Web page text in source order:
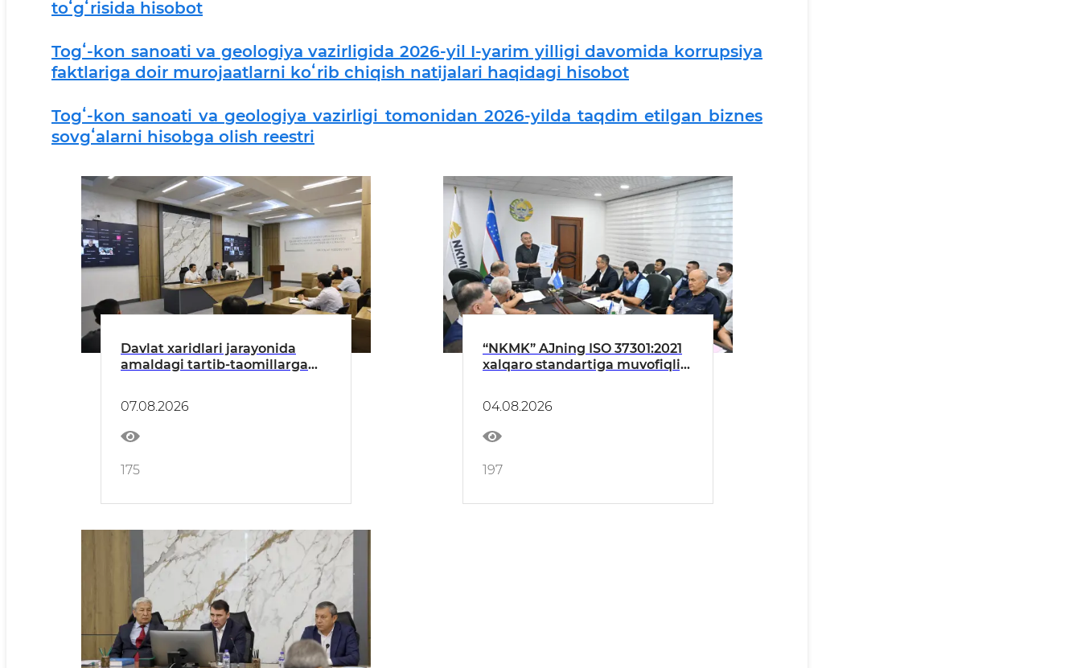
toʻgʻrisida hisobot
Togʻ-kon sanoati va geologiya vazirligida 2026-yil I-yarim yilligi davomida korrupsiya
faktlariga doir murojaatlarni koʻrib chiqish natijalari haqidagi hisobot
Togʻ-kon sanoati va geologiya vazirligi tomonidan 2026-yilda taqdim etilgan biznes
sovgʻalarni hisobga olish reestri
Davlat xaridlari jarayonida
amaldagi tartib-taomillarga
manfaatlar to‘qnashuvi va
korrupsiya xavf-xatarlarini
oldini olish yuzasidan tadbir
bo‘lib o‘tdi
07.08.2026
175
“NKMK” AJning ISO 37301:2021
xalqaro standartiga muvofiqligi
04.08.2026
197